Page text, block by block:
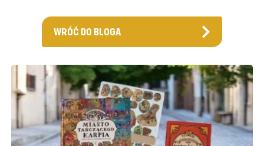
WRÓĆ DO BLOGA